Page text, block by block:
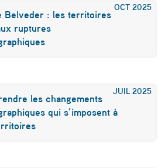
OCT 2025
Belveder : les territoires
ruptures
JUIL 2025
les changements
qui s’imposent à